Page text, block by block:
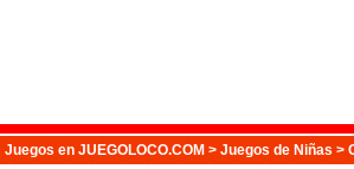
Juegos en JUEGOLOCO.COM > Juegos de Niñas >